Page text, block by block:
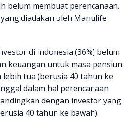
belum membuat perencanaan.
diadakan oleh Manulife
di Indonesia (36%) belum
keuangan untuk masa pensiun.
tua (berusia 40 tahun ke
dalam hal perencanaan
dengan investor yang
40 tahun ke bawah).